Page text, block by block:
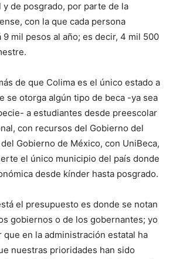
de posgrado, por parte de la
con la que cada persona
mil pesos al año; es decir, 4 mil 500
de que Colima es el único estado a
se otorga algún tipo de beca -ya sea
a estudiantes desde preescolar
con recursos del Gobierno del
Gobierno de México, con UniBeca,
el único municipio del país donde
desde kínder hasta posgrado.
el presupuesto es donde se notan
gobiernos o de los gobernantes; yo
que en la administración estatal ha
nuestras prioridades han sido